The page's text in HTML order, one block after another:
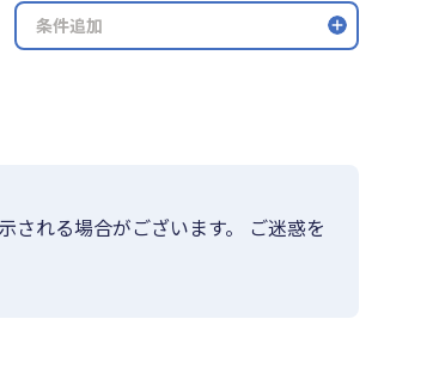
条件追加
される場合がございます。 ご迷惑を